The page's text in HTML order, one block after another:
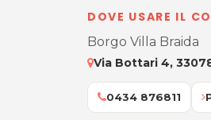
DOVE USARE IL
Borgo Villa Braida
Via Bottari 4,
0434 876811